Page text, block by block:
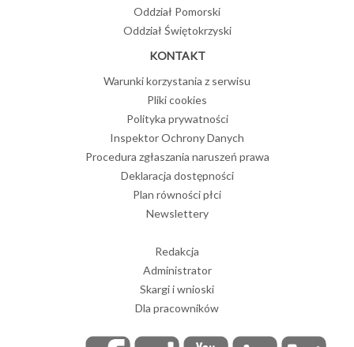
Oddział Pomorski
Oddział Świętokrzyski
KONTAKT
Warunki korzystania z serwisu
Pliki cookies
Polityka prywatności
Inspektor Ochrony Danych
Procedura zgłaszania naruszeń prawa
Deklaracja dostępności
Plan równości płci
Newslettery
Redakcja
Administrator
Skargi i wnioski
Dla pracowników